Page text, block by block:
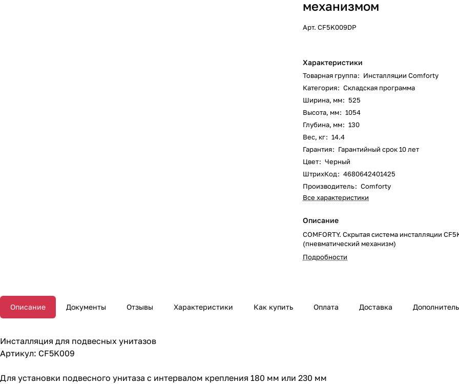
механизмом
Арт.CF5K009DP
Характеристики
Товарная группа: Инсталляции Comforty
Категория: Складская программа
Ширина, мм: 525
Высота, мм: 1054
Глубина, мм: 130
Вес, кг: 14.4
Гарантия: Гарантийный срок 10 лет
Цвет: Черный
ШтрихКод: 4680642401425
Производитель: Comforty
Все характеристики
Описание
COMFORTY. Скрытая система инсталляции
(пневматический механизм)
Подробности
Описание Документы Отзывы Характеристики Как купить Оплата Доставка
Инсталляция для подвесных унитазов
Артикул: CF5K009
Для установки подвесного унитаза с интервалом крепления 180 мм или 230 мм